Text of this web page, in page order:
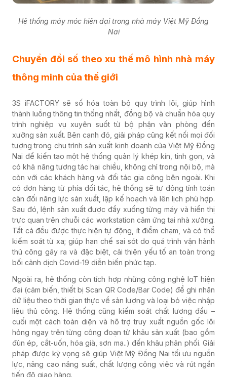
Hệ thống máy móc hiện đại trong nhà máy Việt Mỹ Đồng
Nai
Chuyển đổi số theo xu thế mô hình nhà máy
thông minh của thế giới
3S iFACTORY sẽ số hóa toàn bộ quy trình lõi, giúp hình
thành luồng thông tin thống nhất, đồng bộ và chuẩn hóa quy
trình nghiệp vụ xuyên suốt từ bộ phận văn phòng đến
xưởng sản xuất. Bên cạnh đó, giải pháp cũng kết nối mọi đối
tượng trong chu trình sản xuất kinh doanh của Việt Mỹ Đồng
Nai để kiến tạo một hệ thống quản lý khép kín, tinh gọn, và
có khả năng tương tác hai chiều, không chỉ trong nội bộ, mà
còn với các khách hàng và đối tác gia công bên ngoài. Khi
có đơn hàng từ phía đối tác, hệ thống sẽ tự động tính toán
cân đối năng lực sản xuất, lập kế hoạch và lên lịch phù hợp.
Sau đó, lệnh sản xuất được đẩy xuống từng máy và hiển thị
trực quan trên chuỗi các workstation cảm ứng tại nhà xưởng.
Tất cả đều được thực hiện tự động, ít điểm chạm, và có thể
kiếm soát từ xa; giúp hạn chế sai sót do quá trình vận hành
thủ công gây ra và đặc biệt, cải thiện yếu tố an toàn trong
bối cảnh dịch Covid-19 diễn biến phức tạp.
Ngoài ra, hệ thống còn tích hợp những công nghệ IoT hiện
đại (cảm biến, thiết bị Scan QR Code/Bar Code) để ghi nhận
dữ liệu theo thời gian thực về sản lượng và loại bỏ việc nhập
liệu thủ công. Hệ thống cũng kiếm soát chất lượng đầu –
cuối một cách toàn diện và hỗ trợ truy xuất nguồn gốc lỗi
hỏng ngay trên từng công đoạn từ khâu sản xuất (bao gồm
đùn ép, cắt-uốn, hóa già, sơn mạ..) đến khâu phân phối. Giải
pháp được kỳ vọng sẽ giúp Việt Mỹ Đồng Nai tối ưu nguồn
lực, nâng cao năng suất, chất lượng công việc và rút ngắn
tiến độ giao hàng.